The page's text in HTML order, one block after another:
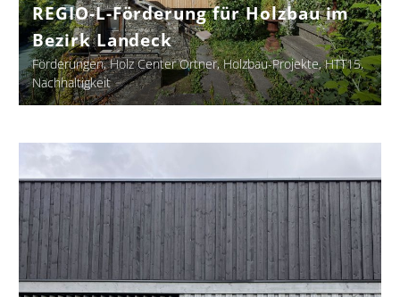
REGIO-L-Förderung für Holzbau im
Bezirk Landeck
Förderungen Holz Center Ortner Holzbau-Projekte HTT15
Nachhaltigkeit
Thermische
Sanierung
mit
vorgefertigten
Holzbau-
Elementen
–